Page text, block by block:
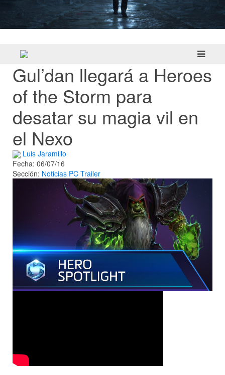
Gul’dan llegará a Heroes
of the Storm para
desatar su magia vil en
el Nexo
Luis Jaramillo
Fecha: 06/07/16
Sección: Noticias PC Trailer